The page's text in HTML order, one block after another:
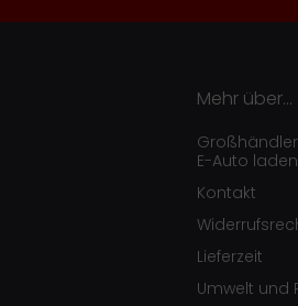
Mehr über...
Großhändler
E-Auto laden
Kontakt
Lieferzeit
Umwelt und